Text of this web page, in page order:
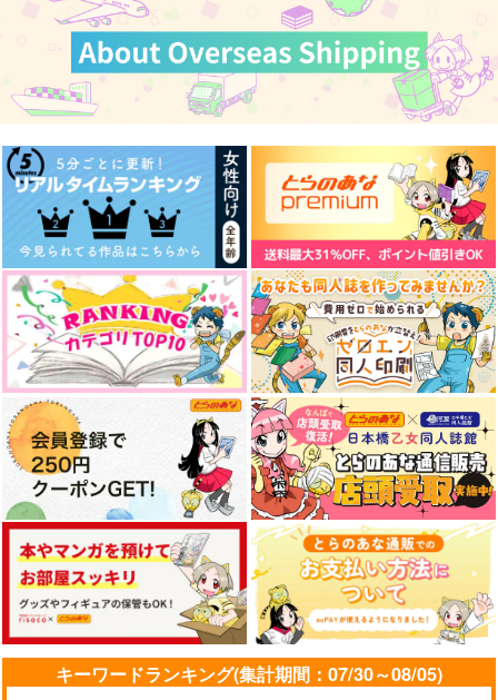
キーワードランキング(集計期間：07/30～08/05)